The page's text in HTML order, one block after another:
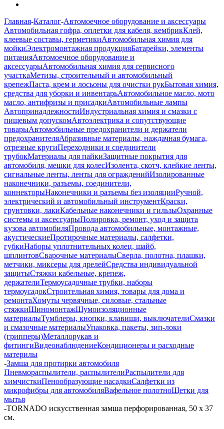
Главная-Каталог-Автомоечное оборудование и аксессуары
Автомобильная гофра, оплетки для кабеля, кембрикКлей,
клеевые составы, герметикиАвтомобильная химия для
мойкиЭлектромонтажная продукцияБатарейки, элементы
питанияАвтомоечное оборудование и
аксессуарыАвтомобильная химия для сервисного
участкаМетизы, строительный и автомобильный
крепежПаста, крем и лосьоны для очистки рукБытовая химия,
средства для уборки и инвентарьАвтомобильное масло, мото
масло, антифризы и присадкиАвтомобильные лампы
АвтопринадлежностиИндустриальная химия и смазки с
пищевым допускомАвтоэлектрика и сопутствующие
товарыАвтомобильные предохранители и держатели
предохранителяАбразивные материалы, наждачная бумага,
отрезные кругиПереходники и соединители
трубокМатериалы для пайкиЗащитные покрытия для
автомобиля, мешки для колесИзолента, скотч, клейкие ленты,
сигнальные ленты, ленты для огражденийИзолированные
наконечники, разъемы, соединители,
коннекторыНаконечники и разъемы без изоляцииРучной,
электрический и автомобильный инструментКраски,
грунтовки, лакиКабельные наконечники и гильзыОхранные
системы и аксессуарыПолировка, ремонт, уход и защита
кузова автомобиляПровода автомобильные, монтажные,
акустическиеПротирочные материалы, салфетки,
губкиНаборы уплотнительных колец, шайб,
шплинтовСварочные материалыСверла, полотна, плашки,
метчики, миксеры для дрелейСредства индивидуальной
защитыСтяжки кабельные, крепеж,
держателиТермоусадочные трубки, наборы
термоусадокСтроительная химия, товары для дома и
ремонтаХомуты червячные, силовые, стальные
стяжкиШиномонтажШумоизоляционные
материалыТумблеры, кнопки, клавиши, выключателиСмазки
и смазочные материалыУпаковка, пакеты, зип-локи
(грипперы)Металлорукав и
фитингиВидеонаблюдениеКондиционеры и расходные
материлы
-Замша для протирки автомобиля
Пневмораспылители, распылителиРаспылители для
химчисткиПенообразующие насадкиСалфетки из
микрофибры для автомобиляВафельное полотноЩетки для
мытья
-TORNADO искусственная замша перфорированная, 50 x 37
см.